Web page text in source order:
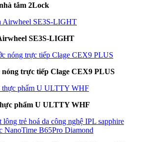
tắm 2Lock
SE3S-LIGHT
trực tiếp Clage CEX9 PLUS
phẩm U ULTTY WHF